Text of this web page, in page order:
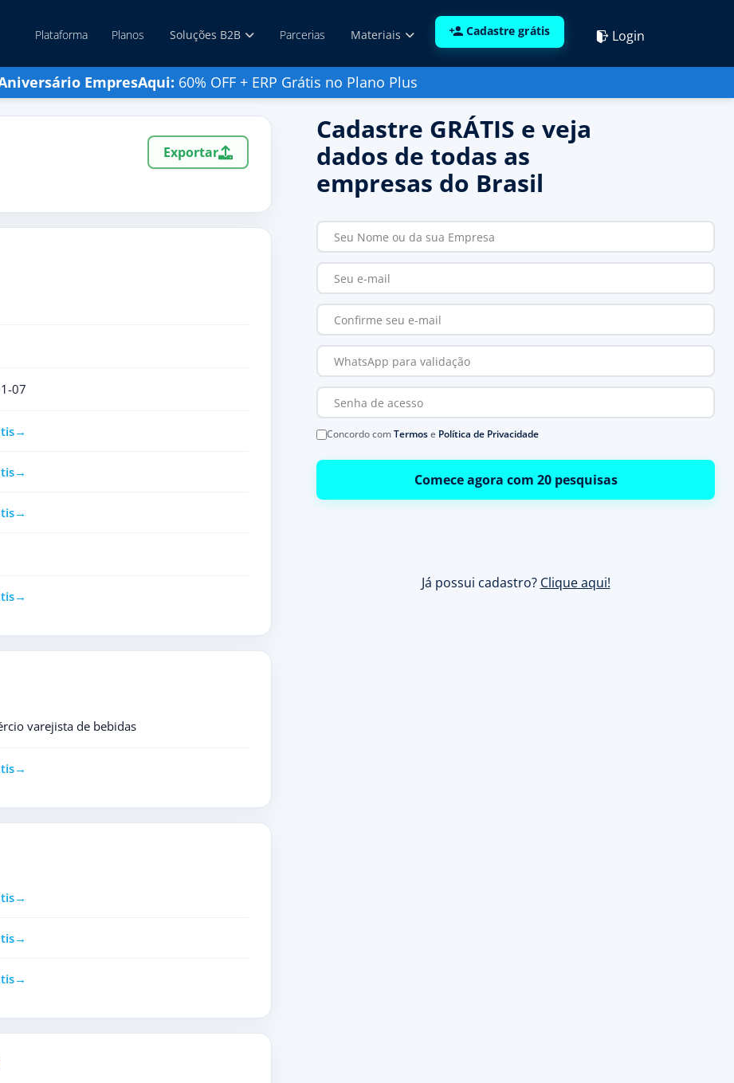
Plataforma Planos Soluções B2B Parcerias Materiais Cadastre grátis Login
EmpresAqui: 60% OFF + ERP Grátis no Plano Plus
Exportar
07
varejista de bebidas
Cadastre GRÁTIS e veja
dados de todas as
empresas do Brasil
Concordo comTermose Política de Privacidade
Comece agora com 20 pesquisas
Já possui cadastro? Clique aqui!